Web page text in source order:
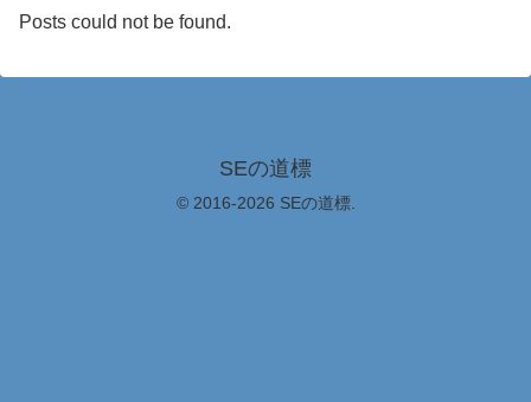
Posts could not be found.
SEの道標
© 2016-2026 SEの道標.